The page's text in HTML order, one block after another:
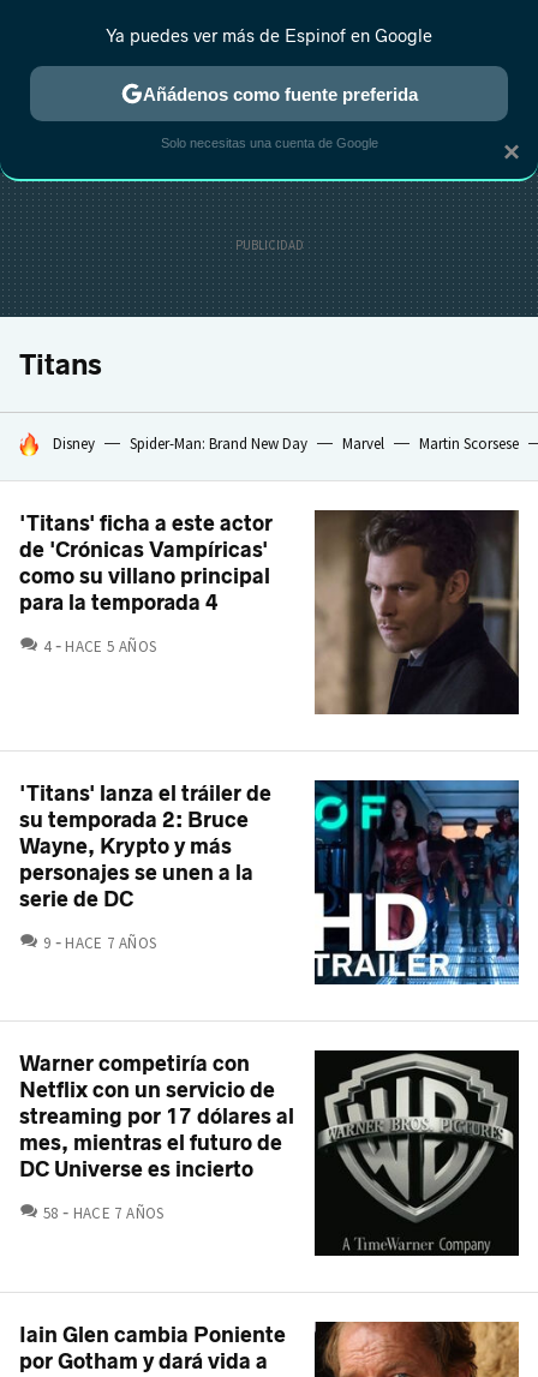
ESTRENOS REALITY ANIME RANKINGS CINE
Titans
HOY SE HABLA DE
Disney Spider-Man: Brand New Day Marvel Martin Scorsese
'Titans' ficha a este actor
de 'Crónicas Vampíricas'
como su villano principal
para la temporada 4
4 COMENTARIOS
HACE 5 AÑOS
'Titans' lanza el tráiler de
su temporada 2: Bruce
Wayne, Krypto y más
personajes se unen a la
serie de DC
9 COMENTARIOS
HACE 7 AÑOS
Warner competiría con
Netflix con un servicio de
streaming por 17 dólares al
mes, mientras el futuro de
DC Universe es incierto
58 COMENTARIOS
HACE 7 AÑOS
Iain Glen cambia Poniente
por Gotham y dará vida a
×
Ya puedes ver más de Espinof en Google
Añádenos como fuente preferida
Solo necesitas una cuenta de Google